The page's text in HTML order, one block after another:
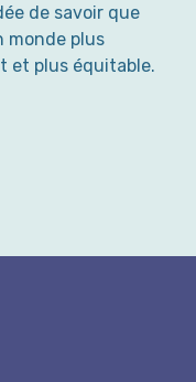
de savoir que
monde plus
et plus équitable.